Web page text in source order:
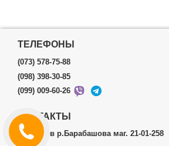
ТЕЛЕФОНЫ
(073) 578-75-88
(098) 398-30-85
(099) 009-60-26
КОНТАКТЫ
г.Харьков р.Барабашова маг. 21-01-258